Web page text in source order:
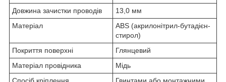
Довжина зачистки проводів
13,0 мм
Матеріал
ABS (акрилонітрил-бутадієн-
стирол)
Покриття поверхні
Глянцевий
Матеріал провідника
Мідь
Спосіб кріплення
Гвинтами або монтажними